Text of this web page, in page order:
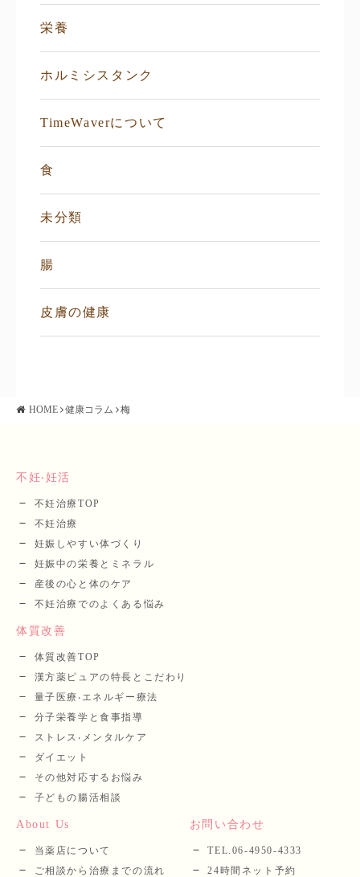
栄養
ホルミシスタンク
TimeWaverについて
食
未分類
腸
皮膚の健康
HOME 健康コラム 梅
不妊‧妊活
不妊治療TOP
不妊治療
妊娠しやすい体づくり
妊娠中の栄養とミネラル
産後の⼼と体のケア
不妊治療でのよくある悩み
体質改善
体質改善TOP
漢⽅薬ピュアの特長とこだわり
量⼦医療‧エネルギー療法
分⼦栄養学と⾷事指導
ストレス‧メンタルケア
ダイエット
その他対応するお悩み
子どもの腸活相談
About Us
当薬店について
ご相談から治療までの流れ
お問い合わせ
TEL.06-4950-4333
24時間ネット予約